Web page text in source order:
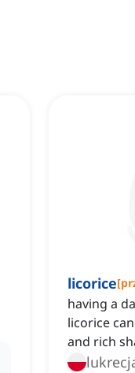
licorice[
having a
licorice
and rich